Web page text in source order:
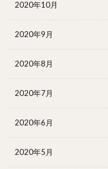
2020年10月
2020年9月
2020年8月
2020年7月
2020年6月
2020年5月